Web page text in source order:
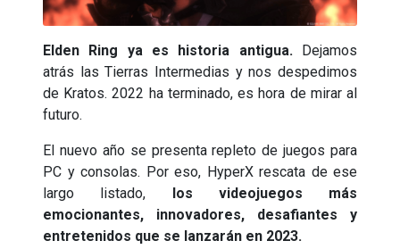
Elden Ring ya es historia antigua. Dejamos
atrás las Tierras Intermedias y nos despedimos
de Kratos. 2022 ha terminado, es hora de mirar al
futuro.
El nuevo año se presenta repleto de juegos para
PC y consolas. Por eso, HyperX rescata de ese
largo listado, los videojuegos más
emocionantes, innovadores, desafiantes y
entretenidos que se lanzarán en 2023.